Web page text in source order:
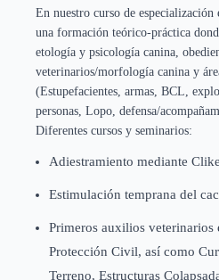
En nuestro curso de
una formación teórico-práctica
etología y psicología canina,
veterinarios/morfología canina y
(Estupefacientes, armas, BCL,
personas, Lopo, defensa/
Diferentes cursos y seminarios:
Adiestramiento mediante
Estimulación temprana del
Primeros auxilios veterinarios
Protección Civil, así como
Terreno, Estructuras